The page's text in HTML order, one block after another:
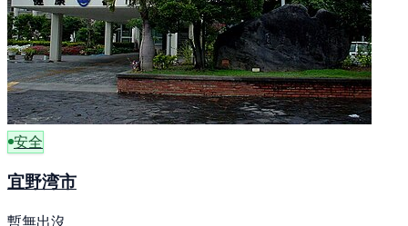
安全
宜野湾市
暫無出沒